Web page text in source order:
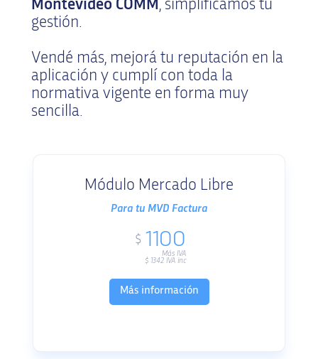
Montevideo COMM , simplificamos tu
gestión.
Vendé más, mejorá tu reputación en la
aplicación y cumplí con toda la
normativa vigente en forma muy
sencilla.
Módulo Mercado Libre
Para tu MVD Factura
$ 1100
Más IVA
$ 1342IVA inc
Más información